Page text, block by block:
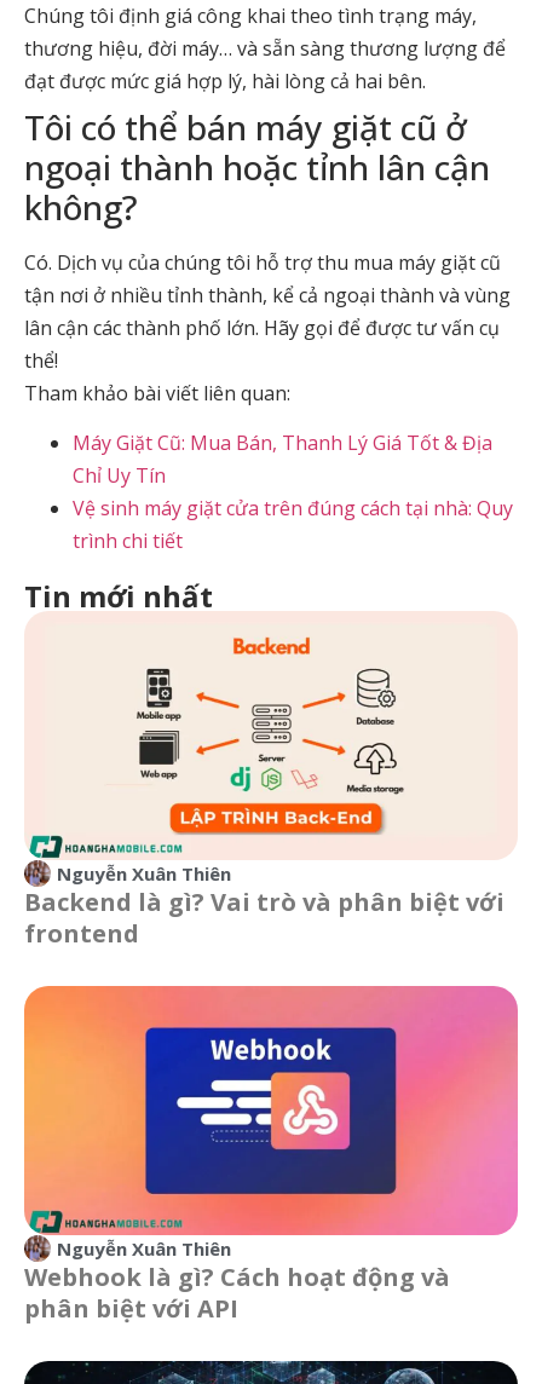
Chúng tôi định giá công khai theo tình trạng máy,
thương hiệu, đời máy… và sẵn sàng thương lượng để
đạt được mức giá hợp lý, hài lòng cả hai bên.
Tôi có thể bán máy giặt cũ ở
ngoại thành hoặc tỉnh lân cận
không?
Có. Dịch vụ của chúng tôi hỗ trợ thu mua máy giặt cũ
tận nơi ở nhiều tỉnh thành, kể cả ngoại thành và vùng
lân cận các thành phố lớn. Hãy gọi để được tư vấn cụ
thể!
Tham khảo bài viết liên quan:
Máy Giặt Cũ: Mua Bán, Thanh Lý Giá Tốt & Địa
Chỉ Uy Tín
Vệ sinh máy giặt cửa trên đúng cách tại nhà: Quy
trình chi tiết
Tin mới nhất
Nguyễn Xuân Thiên
Backend là gì? Vai trò và phân biệt với
frontend
Nguyễn Xuân Thiên
Webhook là gì? Cách hoạt động và
phân biệt với API